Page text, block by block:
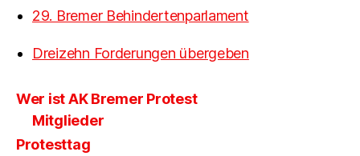
29. Bremer Behindertenparlament
Dreizehn Forderungen übergeben
Wer ist AK Bremer Protest
Mitglieder
Protesttag